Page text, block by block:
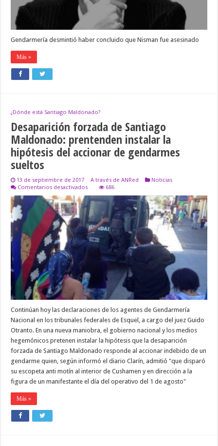
Gendarmería desmintió haber concluido que Nisman fue asesinado
Más »
¿Dónde está Santiago Maldonado?
Desaparición forzada de Santiago
Maldonado: prentenden instalar la
hipótesis del accionar de gendarmes
sueltos
13 de septiembre de 2017 A través de ANRed
Noticias
Comentarios desactivadosen
forzada
de
Santiago
Maldonado:
prentenden
instalar
la
hipótesis
de
gendarmes
sueltos
686
Continúan hoy las declaraciones de los agentes de Gendarmería
Nacional en los tribunales federales de Esquel, a cargo del juez Guido
Otranto. En una nueva maniobra, el gobierno nacional y los medios
hegemónicos pretenen instalar la hipótesis que la desaparición
forzada de Santiago Maldonado responde al accionar indebido de un
gendarme quien, según informó el diario Clarín, admitió "que disparó
su escopeta anti motín al interior de Cushamen y en dirección a la
figura de un manifestante el día del operativo del 1 de agosto"
Más »